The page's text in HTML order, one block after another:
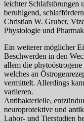
leichter Schlafstörungen
beruhigend,
Christian W. Gruber,
Physiologie und
Ein weiterer möglicher
Beschwerden in den
allem die
welches an
vermittelt. Allerdings
variieren.
Antibakterielle,
neuroprotektive und
Labor- und Tierstudien